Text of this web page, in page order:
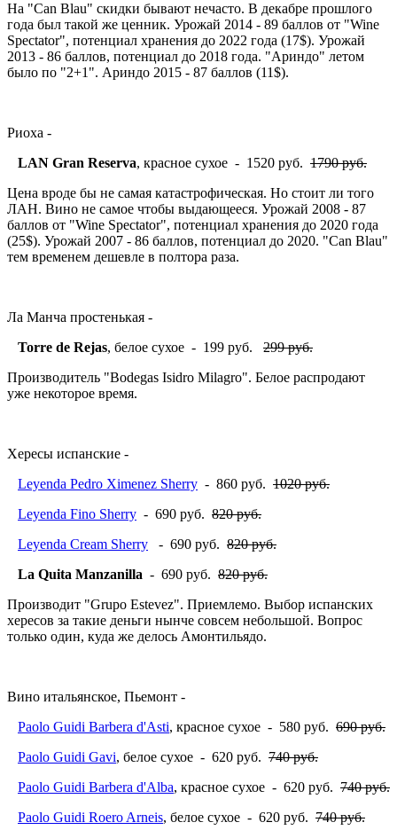
На "Can Blau" скидки бывают нечасто. В декабре прошлого
года был такой же ценник. Урожай 2014 - 89 баллов от "Wine
Spectator", потенциал хранения до 2022 года (17$). Урожай
2013 - 86 баллов, потенциал до 2018 года. "Ариндо" летом
было по "2+1". Ариндо 2015 - 87 баллов (11$).
Риоха -
LAN Gran Reserva, красное сухое - 1520 руб. 1790 руб.
Цена вроде бы не самая катастрофическая. Но стоит ли того
ЛАН. Вино не самое чтобы выдающееся. Урожай 2008 - 87
баллов от "Wine Spectator", потенциал хранения до 2020 года
(25$). Урожай 2007 - 86 баллов, потенциал до 2020. "Can Blau"
тем временем дешевле в полтора раза.
Ла Манча простенькая -
Torre de Rejas, белое сухое - 199 руб. 299 руб.
Производитель "Bodegas Isidro Milagro". Белое распродают
уже некоторое время.
Хересы испанские -
Leyenda Pedro Ximenez Sherry - 860 руб. 1020 руб.
Leyenda Fino Sherry - 690 руб. 820 руб.
Leyenda Cream Sherry - 690 руб. 820 руб.
La Quita Manzanilla - 690 руб. 820 руб.
Производит "Grupo Estevez". Приемлемо. Выбор испанских
хересов за такие деньги нынче совсем небольшой. Вопрос
только один, куда же делось Амонтильядо.
Вино итальянское, Пьемонт -
Paolo Guidi Barbera d'Asti, красное сухое - 580 руб. 690 руб.
Paolo Guidi Gavi, белое сухое - 620 руб. 740 руб.
Paolo Guidi Barbera d'Alba, красное сухое - 620 руб. 740 руб.
Paolo Guidi Roero Arneis, белое сухое - 620 руб. 740 руб.